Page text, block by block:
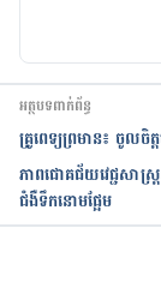
អត្ថបទពាក់ព័ន្ធ
គ្រូពេទ្យព្រមាន៖ ចូលចិ
ភាពជោគជ័យវេជ្ជសាស្
ជំងឺទឹកនោមផ្អែម